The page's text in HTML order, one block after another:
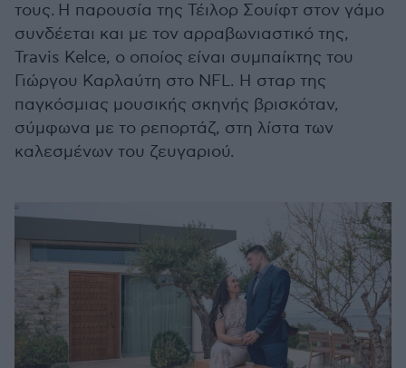
τους. Η παρουσία της Τέιλορ Σουίφτ στον γάμο
συνδέεται και με τον αρραβωνιαστικό της,
Travis Kelce, ο οποίος είναι συμπαίκτης του
Γιώργου Καρλαύτη στο NFL. Η σταρ της
παγκόσμιας μουσικής σκηνής βρισκόταν,
σύμφωνα με το ρεπορτάζ, στη λίστα των
καλεσμένων του ζευγαριού.